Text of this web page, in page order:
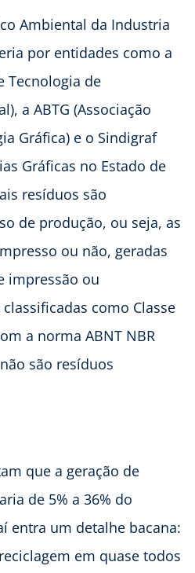
Ambiental da Industria
por entidades como a
Tecnologia de
a ABTG (Associação
Gráfica) e o Sindigraf
Gráficas no Estado de
resíduos são
de produção, ou seja, as
ou não, geradas
impressão ou
como Classe
a norma ABNT NBR
são resíduos
que a geração de
de 5% a 36% do
entra um detalhe bacana:
em quase todos